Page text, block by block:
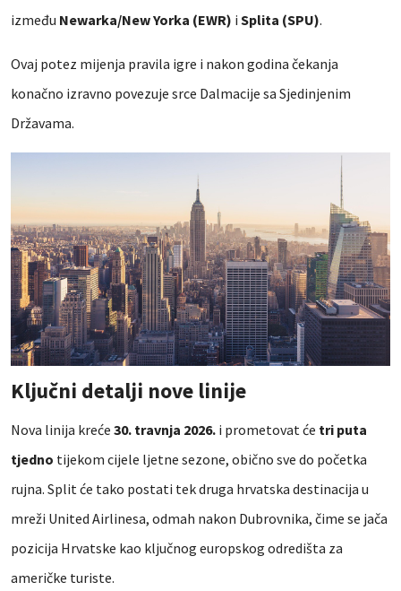
između Newarka/New Yorka (EWR) i Splita (SPU).
Ovaj potez mijenja pravila igre i nakon godina čekanja
konačno izravno povezuje srce Dalmacije sa Sjedinjenim
Državama.
Ključni detalji nove linije
Nova linija kreće 30. travnja 2026. i prometovat će tri puta
tjedno tijekom cijele ljetne sezone, obično sve do početka
rujna. Split će tako postati tek druga hrvatska destinacija u
mreži United Airlinesa, odmah nakon Dubrovnika, čime se jača
pozicija Hrvatske kao ključnog europskog odredišta za
američke turiste.